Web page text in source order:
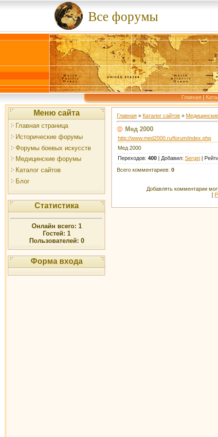
Все форумы
Главная |
Меню сайта
Главная страница
Исторические форумы
Форумы боевых искусств
Медицинские форумы
Каталог сайтов
Блог
Статистика
Онлайн всего: 1
Гостей: 1
Пользователей: 0
Форма входа
Главная » Каталог сайтов »
Мед 2000
http://www.med2000.ru/forum/index.php
Мед 2000
Переходов: 400 | Добавил: Sergej |
Всего комментариев: 0
Добавлять комментарии
[